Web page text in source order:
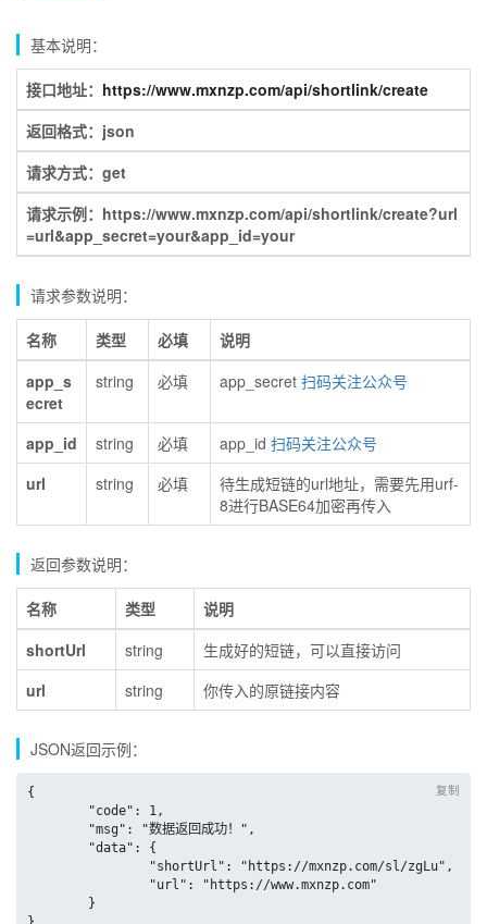
基本说明：
接口地址： https://www.mxnzp.com/api/shortlink/create
返回格式：json
请求方式：get
请求示例：https://www.mxnzp.com/api/shortlink/create?url
=url&app_secret=your&app_id=your
请求参数说明：
名称 类型 必填
说明
app_s
ecret
string 必填 app_secret 扫码关注公众号
app_id string 必填 app_id 扫码关注公众号
url
string 必填
待生成短链的url地址，需要先用urf-
8进行BASE64加密再传入
返回参数说明：
名称 类型
说明
shortUrl
string
生成好的短链，可以直接访问
url
string 你传入的原链接内容
JSON返回示例：
复制
{